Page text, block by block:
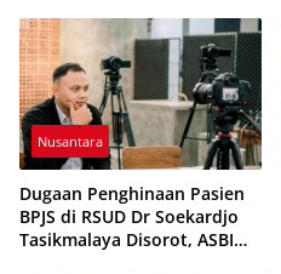
Nusantara
Dugaan Penghinaan Pasien
BPJS di RSUD Dr Soekardjo
Tasikmalaya Disorot, ASBI